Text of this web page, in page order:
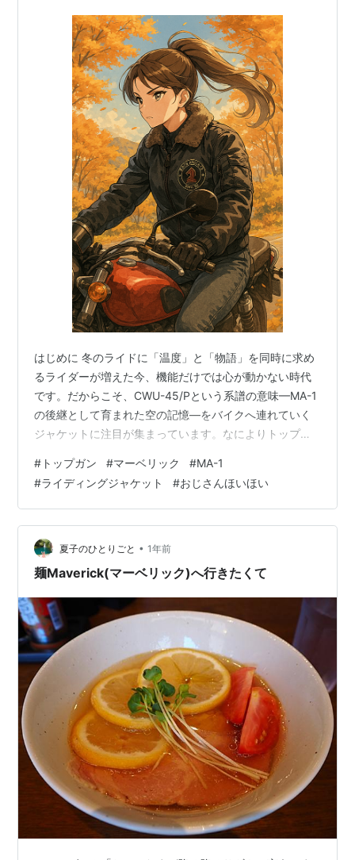
はじめに 冬のライドに「温度」と「物語」を同時に求め
るライダーが増えた今、機能だけでは心が動かない時代
です。だからこそ、CWU-45/Pという系譜の意味—MA-1
の後継として育まれた空の記憶—をバイクへ連れていく
ジャケットに注目が集まっています。なによりトップ・
ース。今日はその流れの中で、HOUSTON HTVA-2546W
CWU-45/P BLACK KNIGHTS M/C NYLON JACKETを、
実際的な装備から文化的ニュアンスまで含めて紹介しま
す。カラーはブラックとカーキ、価格は税込25,300円。
中綿入りの保温設計、CE規格…
# トップガン #マーベリック #MA-1
#ライディングジャケット #おじさんほいほい
夏子のひとりごと • 1年前
麺Maverick(マーベリック)へ行きたくて